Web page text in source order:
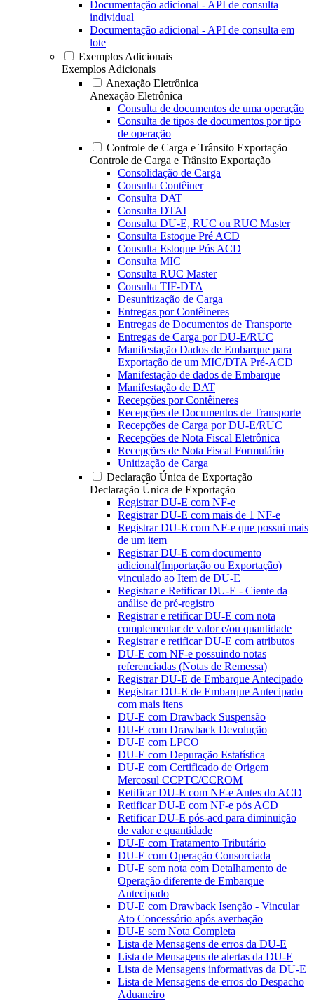
Documentação adicional - API de consulta
individual
Documentação adicional - API de consulta em
lote
Exemplos Adicionais
Exemplos Adicionais
Anexação Eletrônica
Anexação Eletrônica
Consulta de documentos de uma operação
Consulta de tipos de documentos por tipo
de operação
Controle de Carga e Trânsito Exportação
Controle de Carga e Trânsito Exportação
Consolidação de Carga
Consulta Contêiner
Consulta DAT
Consulta DTAI
Consulta DU-E, RUC ou RUC Master
Consulta Estoque Pré ACD
Consulta Estoque Pós ACD
Consulta MIC
Consulta RUC Master
Consulta TIF-DTA
Desunitização de Carga
Entregas por Contêineres
Entregas de Documentos de Transporte
Entregas de Carga por DU-E/RUC
Manifestação Dados de Embarque para
Exportação de um MIC/DTA Pré-ACD
Manifestação de dados de Embarque
Manifestação de DAT
Recepções por Contêineres
Recepções de Documentos de Transporte
Recepções de Carga por DU-E/RUC
Recepções de Nota Fiscal Eletrônica
Recepções de Nota Fiscal Formulário
Unitização de Carga
Declaração Única de Exportação
Declaração Única de Exportação
Registrar DU-E com NF-e
Registrar DU-E com mais de 1 NF-e
Registrar DU-E com NF-e que possui mais
de um item
Registrar DU-E com documento
adicional(Importação ou Exportação)
vinculado ao Item de DU-E
Registrar e Retificar DU-E - Ciente da
análise de pré-registro
Registrar e retificar DU-E com nota
complementar de valor e/ou quantidade
Registrar e retificar DU-E com atributos
DU-E com NF-e possuindo notas
referenciadas (Notas de Remessa)
Registrar DU-E de Embarque Antecipado
Registrar DU-E de Embarque Antecipado
com mais itens
DU-E com Drawback Suspensão
DU-E com Drawback Devolução
DU-E com LPCO
DU-E com Depuração Estatística
DU-E com Certificado de Origem
Mercosul CCPTC/CCROM
Retificar DU-E com NF-e Antes do ACD
Retificar DU-E com NF-e pós ACD
Retificar DU-E pós-acd para diminuição
de valor e quantidade
DU-E com Tratamento Tributário
DU-E com Operação Consorciada
DU-E sem nota com Detalhamento de
Operação diferente de Embarque
Antecipado
DU-E com Drawback Isenção - Vincular
Ato Concessório após averbação
DU-E sem Nota Completa
Lista de Mensagens de erros da DU-E
Lista de Mensagens de alertas da DU-E
Lista de Mensagens informativas da DU-E
Lista de Mensagens de erros do Despacho
Aduaneiro